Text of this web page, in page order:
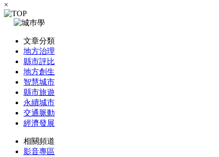
×
文章分類
地方治理
縣市評比
地方創生
智慧城市
縣市旅遊
永續城市
交通脈動
經濟發展
相關頻道
影音專區